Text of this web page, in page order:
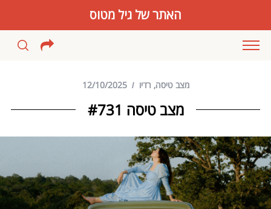
מצב טיסה, רדיו 12/10/2025
מצב טיסה #731
האתר של גיל מטוס